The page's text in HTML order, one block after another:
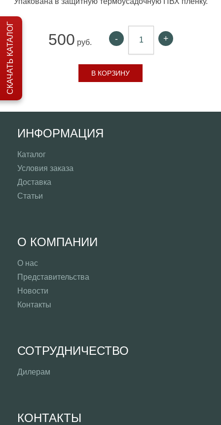
500 руб. - +
В КОРЗИНУ
ИНФОРМАЦИЯ
Каталог
Условия заказа
Доставка
Статьи
О КОМПАНИИ
О нас
Представительства
Новости
Контакты
СОТРУДНИЧЕСТВО
Дилерам
КОНТАКТЫ
СКАЧАТЬ КАТАЛОГ